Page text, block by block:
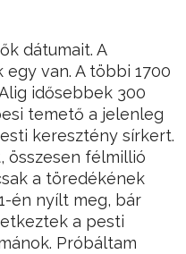
dátumait. A
van. A többi 1700
idősebbek 300
temető a jelenleg
keresztény sírkert.
összesen félmillió
a töredékének
én nyílt meg, bár
a pesti
Próbáltam